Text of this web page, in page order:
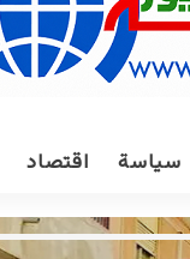
سياسة اقتصاد